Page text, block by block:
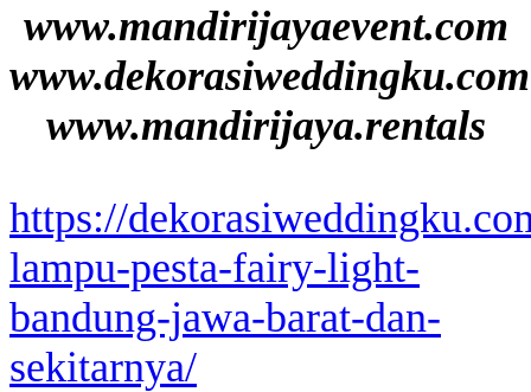
www.mandirijayaevent.com
www.dekorasiweddingku.com
www.mandirijaya.rentals
https://
lampu-pesta-fairy-light-
bandung-jawa-barat-dan-
sekitarnya/